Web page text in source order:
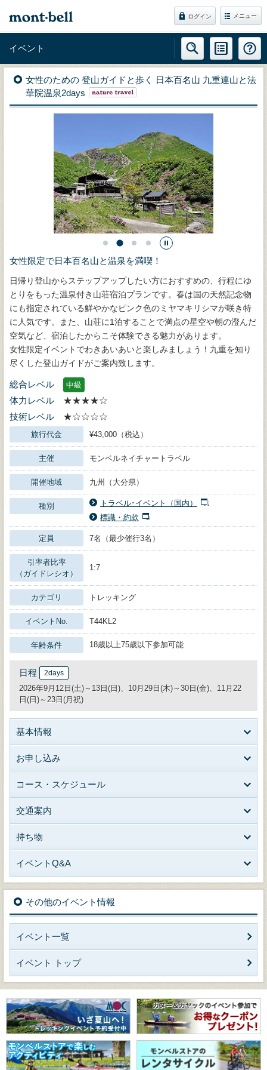
ログイン メニュー
イベント
女性のための 登山ガイドと歩く 日本百名山 九重連山と法
華院温泉2days
女性限定で日本百名山と温泉を満喫！
日帰り登山からステップアップしたい方におすすめの、行程にゆ
とりをもった温泉付き山荘宿泊プランです。春は国の天然記念物
にも指定されている鮮やかなピンク色のミヤマキリシマが咲き特
に人気です。また、山荘に1泊することで満点の星空や朝の澄んだ
空気など、宿泊したからこそ体験できる魅力があります。
女性限定イベントでわきあいあいと楽しみましょう！九重を知り
尽くした登山ガイドがご案内致します。
総合レベル 中級
体力レベル
★★★★☆
技術レベル
★☆☆☆☆
旅行代金 ¥43,000（税込）
主催 モンベルネイチャートラベル
開催地域 九州（大分県）
種別
トラベル･イベント（国内）
標識・約款
定員 7名（最少催行3名）
引率者比率
（ガイドレシオ）
1:7
カテゴリ トレッキング
イベントNo. T44KL2
年齢条件 18歳以上75歳以下参加可能
日程 2days
2026年9月12日(土)～13日(日)、10月29日(木)～30日(金)、11月22
日(日)～23日(月祝)
基本情報
お申し込み
コース・スケジュール
交通案内
持ち物
イベントQ&A
その他のイベント情報
イベント一覧
イベント トップ